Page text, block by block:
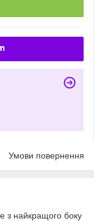
Умови повернення
з найкращого боку